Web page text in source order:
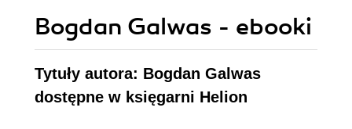
Bogdan Galwas - ebooki
Tytuły autora: Bogdan Galwas
dostępne w księgarni Helion